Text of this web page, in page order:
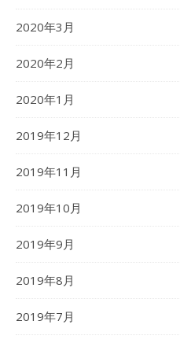
2020年3月
2020年2月
2020年1月
2019年12月
2019年11月
2019年10月
2019年9月
2019年8月
2019年7月